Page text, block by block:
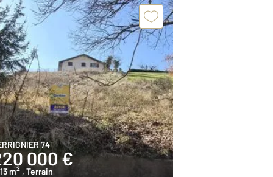
74
000 €
m2 , Terrain